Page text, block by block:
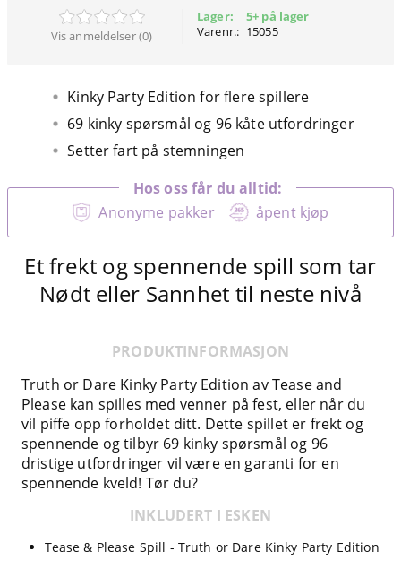
Vis anmeldelser (0)
Lager:
Varenr.:
5+ på lager
15055
Kinky Party Edition for flere spillere
69 kinky spørsmål og 96 kåte utfordringer
Setter fart på stemningen
Anonyme pakker åpent kjøp
Hos oss får du alltid:
Et frekt og spennende spill som tar
Nødt eller Sannhet til neste nivå
PRODUKTINFORMASJON
Truth or Dare Kinky Party Edition av Tease and
Please kan spilles med venner på fest, eller når du
vil piffe opp forholdet ditt. Dette spillet er frekt og
spennende og tilbyr 69 kinky spørsmål og 96
dristige utfordringer vil være en garanti for en
spennende kveld! Tør du?
INKLUDERT I ESKEN
Tease & Please Spill - Truth or Dare Kinky Party Edition